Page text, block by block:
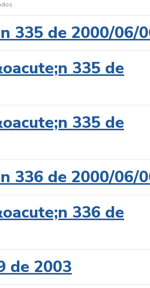
335 de 2000/06/
335 de
335 de
336 de 2000/06/
336 de
de 2003